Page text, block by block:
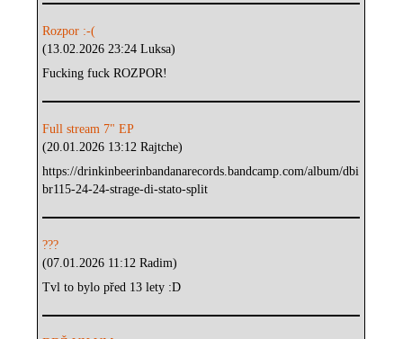
Rozpor :-(
(13.02.2026 23:24 Luksa)
Fucking fuck ROZPOR!
Full stream 7" EP
(20.01.2026 13:12 Rajtche)
https://drinkinbeerinbandanarecords.bandcamp.com/album/dbi
br115-24-24-strage-di-stato-split
???
(07.01.2026 11:12 Radim)
Tvl to bylo před 13 lety :D